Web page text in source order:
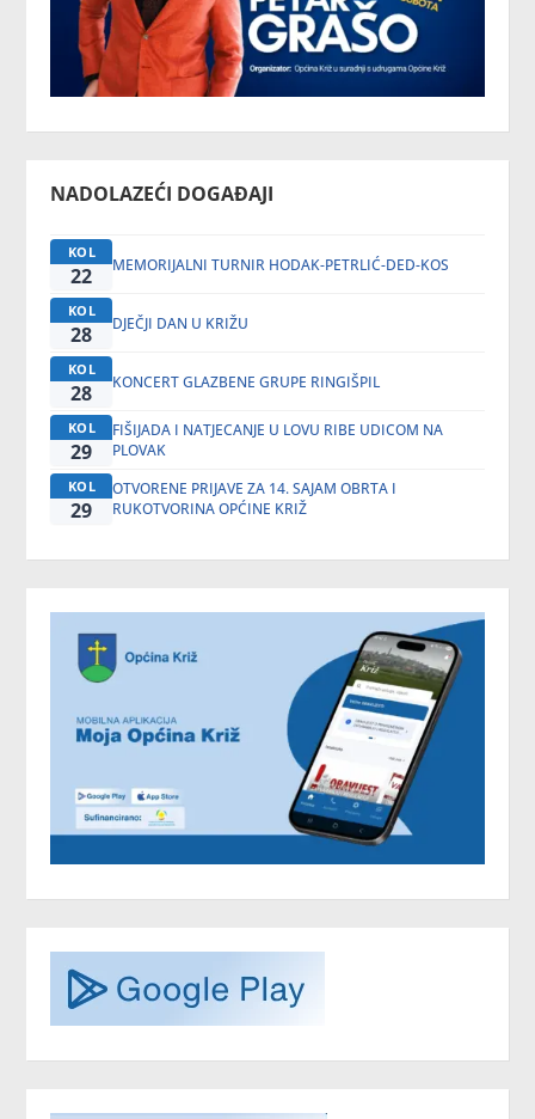
NADOLAZEĆI DOGAĐAJI
KOL
22 MEMORIJALNI TURNIR HODAK-PETRLIĆ-DED-KOS
KOL
28 DJEČJI DAN U KRIŽU
KOL
28 KONCERT GLAZBENE GRUPE RINGIŠPIL
KOL
29
FIŠIJADA I NATJECANJE U LOVU RIBE UDICOM NA
PLOVAK
KOL
29
OTVORENE PRIJAVE ZA 14. SAJAM OBRTA I
RUKOTVORINA OPĆINE KRIŽ